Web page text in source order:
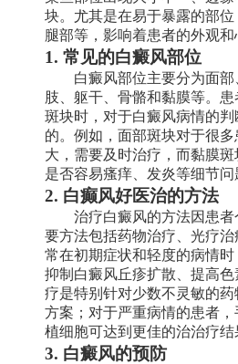
块。尤其是在易于暴露的部位
腿部等，影响着患者的外观和
1. 常见的白癜风部位
白癜风部位主要分为面
肢、躯干、骨骼和黏膜等。
斑块时，对于白癜风病情的判
的。例如，面部斑块对于很
大，需要及时治疗，而黏膜
是否容易瘙痒、发炎等细节问
2. 白癫风好医治的方法
治疗白癜风的方法因患
要方法包括药物治疗、光疗
常在初期症状和轻度的病情时
抑制白癜风丘疹扩散、提高
疗是特别针对少数不灵敏的
方案；对于严重病情的患者，
植细胞可达到更佳的治治疗结
3. 白癜风的预防